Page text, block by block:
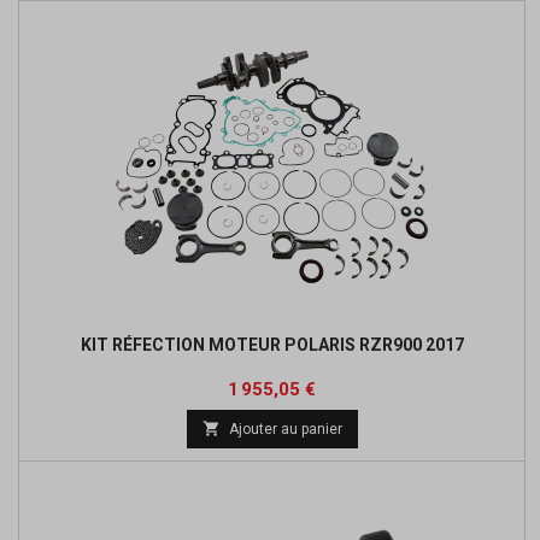
KIT RÉFECTION MOTEUR POLARIS RZR900 2017
Prix
1 955,05 €
de
base
 Ajouter au panier